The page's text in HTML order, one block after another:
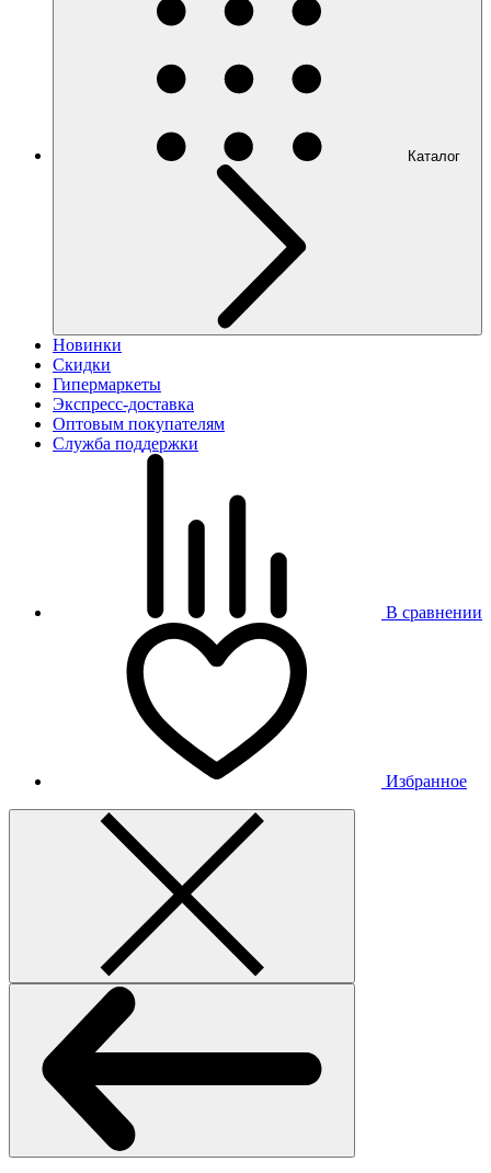
Каталог
Новинки
Скидки
Гипермаркеты
Экспресс-доставка
Оптовым покупателям
Служба поддержки
В сравнении
Избранное